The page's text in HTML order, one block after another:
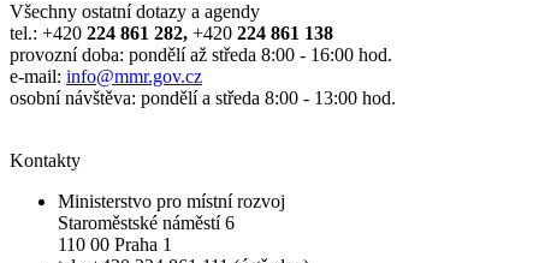
Všechny ostatní dotazy a agendy
tel.: +420 224 861 282, +420 224 861 138
provozní doba: pondělí až středa 8:00 - 16:00 hod.
e-mail: info@mmr.gov.cz
osobní návštěva: pondělí a středa 8:00 - 13:00 hod.
Kontakty
Ministerstvo pro místní rozvoj
Staroměstské náměstí 6
110 00 Praha 1